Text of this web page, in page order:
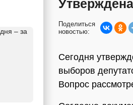
Поделиться
новостью:
Сегодня
выборов
Вопрос